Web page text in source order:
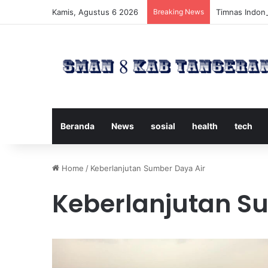
Kamis, Agustus 6 2026 Breaking News Timnas
Beranda News sosial health tech
Home / Keberlanjutan Sumber Daya Air
Keberlanjutan